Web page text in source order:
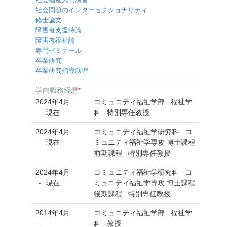
社会問題のインターセクショナリティ
修士論文
障害者支援特論
障害者福祉論
専門ゼミナール
卒業研究
卒業研究指導演習
学内職務経歴*
2024年4月
- 現在
コミュニティ福祉学部 福祉学
科 特別専任教授
2024年4月
- 現在
コミュニティ福祉学研究科 コ
ミュニティ福祉学専攻 博士課程
前期課程 特別専任教授
2024年4月
- 現在
コミュニティ福祉学研究科 コ
ミュニティ福祉学専攻 博士課程
後期課程 特別専任教授
2014年4月
-
コミュニティ福祉学部 福祉学
科 教授